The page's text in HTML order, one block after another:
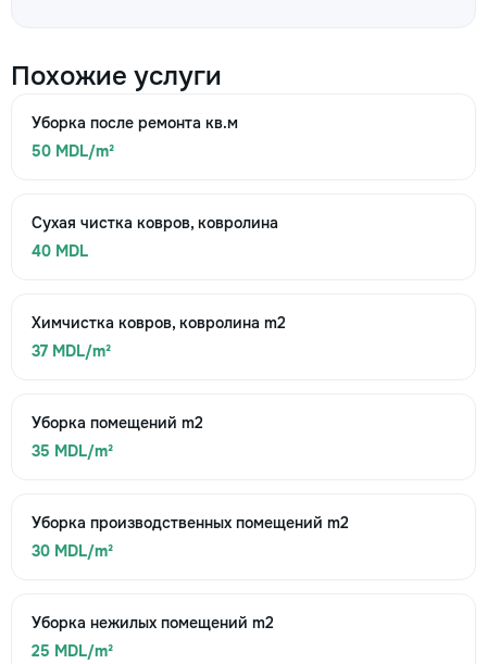
Похожие услуги
Уборка после ремонта кв.м
50 MDL/m²
Сухая чистка ковров, ковролина
40 MDL
Химчистка ковров, ковролина m2
37 MDL/m²
Уборка помещений m2
35 MDL/m²
Уборка производственных помещений m2
30 MDL/m²
Уборка нежилых помещений m2
25 MDL/m²